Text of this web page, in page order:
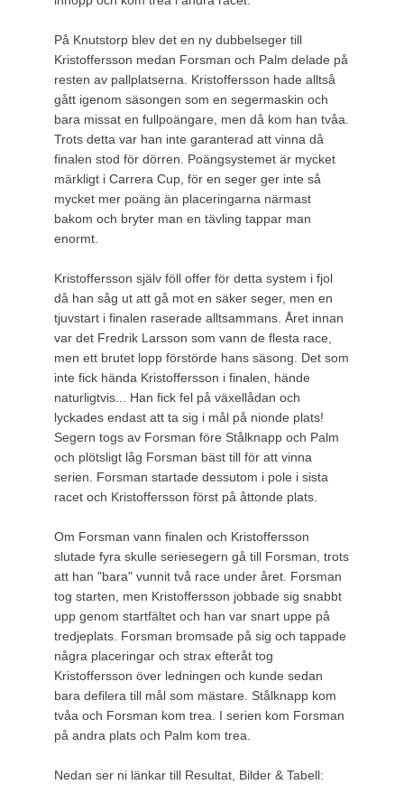
På Knutstorp blev det en ny dubbelseger till
Kristoffersson medan Forsman och Palm delade på
resten av pallplatserna. Kristoffersson hade alltså
gått igenom säsongen som en segermaskin och
bara missat en fullpoängare, men då kom han tvåa.
Trots detta var han inte garanterad att vinna då
finalen stod för dörren. Poängsystemet är mycket
märkligt i Carrera Cup, för en seger ger inte så
mycket mer poäng än placeringarna närmast
bakom och bryter man en tävling tappar man
enormt.
Kristoffersson själv föll offer för detta system i fjol
då han såg ut att gå mot en säker seger, men en
tjuvstart i finalen raserade alltsammans. Året innan
var det Fredrik Larsson som vann de flesta race,
men ett brutet lopp förstörde hans säsong. Det som
inte fick hända Kristoffersson i finalen, hände
naturligtvis... Han fick fel på växellådan och
lyckades endast att ta sig i mål på nionde plats!
Segern togs av Forsman före Stålknapp och Palm
och plötsligt låg Forsman bäst till för att vinna
serien. Forsman startade dessutom i pole i sista
racet och Kristoffersson först på åttonde plats.
Om Forsman vann finalen och Kristoffersson
slutade fyra skulle seriesegern gå till Forsman, trots
att han "bara" vunnit två race under året. Forsman
tog starten, men Kristoffersson jobbade sig snabbt
upp genom startfältet och han var snart uppe på
tredjeplats. Forsman bromsade på sig och tappade
några placeringar och strax efteråt tog
Kristoffersson över ledningen och kunde sedan
bara defilera till mål som mästare. Stålknapp kom
tvåa och Forsman kom trea. I serien kom Forsman
på andra plats och Palm kom trea.
Nedan ser ni länkar till Resultat, Bilder & Tabell: